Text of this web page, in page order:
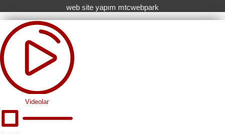
web site yapım mtcwebpark
Videolar